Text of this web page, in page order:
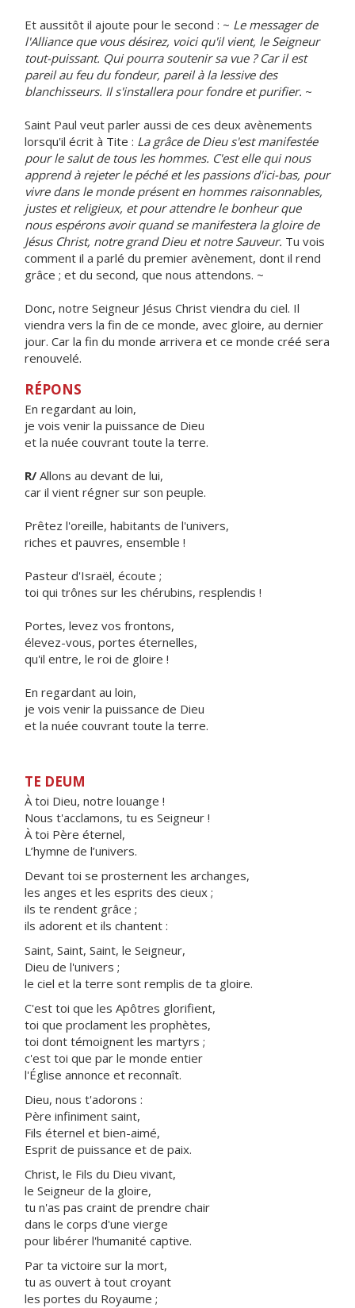
Et aussitôt il ajoute pour le second : ~ Le messager de
l'Alliance que vous désirez, voici qu'il vient, le Seigneur
tout-puissant. Qui pourra soutenir sa vue ? Car il est
pareil au feu du fondeur, pareil à la lessive des
blanchisseurs. Il s'installera pour fondre et purifier. ~
Saint Paul veut parler aussi de ces deux avènements
lorsqu'il écrit à Tite : La grâce de Dieu s'est manifestée
pour le salut de tous les hommes. C'est elle qui nous
apprend à rejeter le péché et les passions d'ici-bas, pour
vivre dans le monde présent en hommes raisonnables,
justes et religieux, et pour attendre le bonheur que
nous espérons avoir quand se manifestera la gloire de
Jésus Christ, notre grand Dieu et notre Sauveur. Tu vois
comment il a parlé du premier avènement, dont il rend
grâce ; et du second, que nous attendons. ~
Donc, notre Seigneur Jésus Christ viendra du ciel. Il
viendra vers la fin de ce monde, avec gloire, au dernier
jour. Car la fin du monde arrivera et ce monde créé sera
renouvelé.
RÉPONS
En regardant au loin,
je vois venir la puissance de Dieu
et la nuée couvrant toute la terre.
R/ Allons au devant de lui,
car il vient régner sur son peuple.
Prêtez l'oreille, habitants de l'univers,
riches et pauvres, ensemble !
Pasteur d'Israël, écoute ;
toi qui trônes sur les chérubins, resplendis !
Portes, levez vos frontons,
élevez-vous, portes éternelles,
qu'il entre, le roi de gloire !
En regardant au loin,
je vois venir la puissance de Dieu
et la nuée couvrant toute la terre.
TE DEUM
À toi Dieu, notre louange !
Nous t'acclamons, tu es Seigneur !
À toi Père éternel,
L’hymne de l’univers.
Devant toi se prosternent les archanges,
les anges et les esprits des cieux ;
ils te rendent grâce ;
ils adorent et ils chantent :
Saint, Saint, Saint, le Seigneur,
Dieu de l'univers ;
le ciel et la terre sont remplis de ta gloire.
C'est toi que les Apôtres glorifient,
toi que proclament les prophètes,
toi dont témoignent les martyrs ;
c'est toi que par le monde entier
l'Église annonce et reconnaît.
Dieu, nous t'adorons :
Père infiniment saint,
Fils éternel et bien-aimé,
Esprit de puissance et de paix.
Christ, le Fils du Dieu vivant,
le Seigneur de la gloire,
tu n'as pas craint de prendre chair
dans le corps d'une vierge
pour libérer l'humanité captive.
Par ta victoire sur la mort,
tu as ouvert à tout croyant
les portes du Royaume ;